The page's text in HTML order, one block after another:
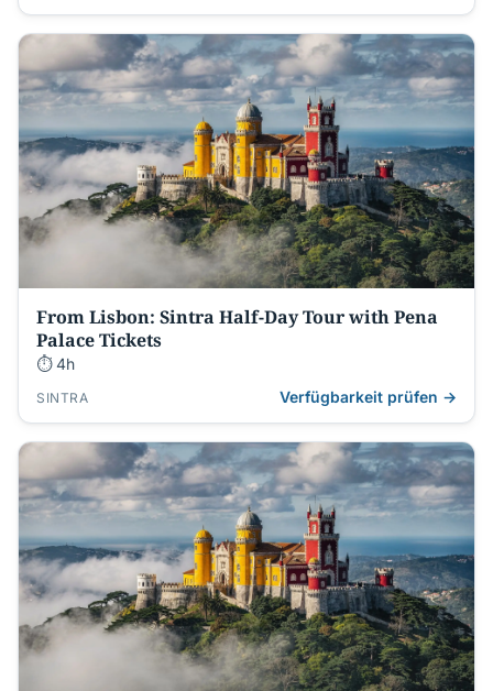
From Lisbon: Sintra Half-Day Tour with Pena
Palace Tickets
⏱ 4h
SINTRA Verfügbarkeit prüfen →